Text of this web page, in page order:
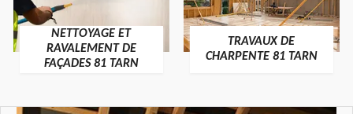
NETTOYAGE ET
RAVALEMENT DE
FAÇADES 81 TARN
TRAVAUX DE
CHARPENTE 81 TARN